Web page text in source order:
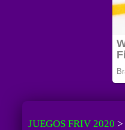
JUEGOS FRIV 2020 >